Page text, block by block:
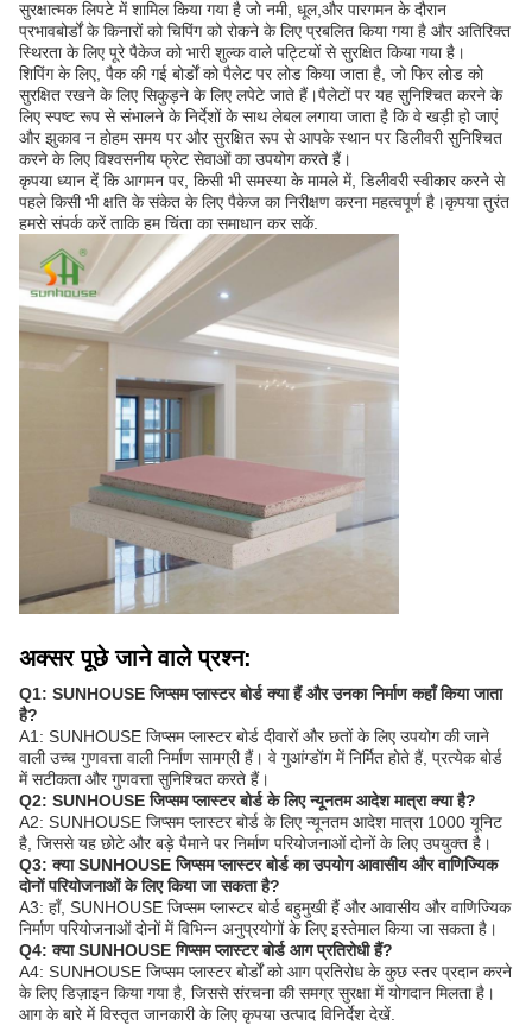
सुरक्षात्मक लिपटे में शामिल किया गया है जो नमी, धूल,और पारगमन के दौरान
प्रभावबोर्डों के किनारों को चिपिंग को रोकने के लिए प्रबलित किया गया है और अतिरिक्त
स्थिरता के लिए पूरे पैकेज को भारी शुल्क वाले पट्टियों से सुरक्षित किया गया है।
शिपिंग के लिए, पैक की गई बोर्डों को पैलेट पर लोड किया जाता है, जो फिर लोड को
सुरक्षित रखने के लिए सिकुड़ने के लिए लपेटे जाते हैं।पैलेटों पर यह सुनिश्चित करने के
लिए स्पष्ट रूप से संभालने के निर्देशों के साथ लेबल लगाया जाता है कि वे खड़ी हो जाएं
और झुकाव न होहम समय पर और सुरक्षित रूप से आपके स्थान पर डिलीवरी सुनिश्चित
करने के लिए विश्वसनीय फ्रेट सेवाओं का उपयोग करते हैं।
कृपया ध्यान दें कि आगमन पर, किसी भी समस्या के मामले में, डिलीवरी स्वीकार करने से
पहले किसी भी क्षति के संकेत के लिए पैकेज का निरीक्षण करना महत्वपूर्ण है।कृपया तुरंत
हमसे संपर्क करें ताकि हम चिंता का समाधान कर सकें.
अक्सर पूछे जाने वाले प्रश्न:
Q1: SUNHOUSE जिप्सम प्लास्टर बोर्ड क्या हैं और उनका निर्माण कहाँ किया जाता
है?
A1: SUNHOUSE जिप्सम प्लास्टर बोर्ड दीवारों और छतों के लिए उपयोग की जाने
वाली उच्च गुणवत्ता वाली निर्माण सामग्री हैं। वे गुआंग्डोंग में निर्मित होते हैं, प्रत्येक बोर्ड
में सटीकता और गुणवत्ता सुनिश्चित करते हैं।
Q2: SUNHOUSE जिप्सम प्लास्टर बोर्ड के लिए न्यूनतम आदेश मात्रा क्या है?
A2: SUNHOUSE जिप्सम प्लास्टर बोर्ड के लिए न्यूनतम आदेश मात्रा 1000 यूनिट
है, जिससे यह छोटे और बड़े पैमाने पर निर्माण परियोजनाओं दोनों के लिए उपयुक्त है।
Q3: क्या SUNHOUSE जिप्सम प्लास्टर बोर्ड का उपयोग आवासीय और वाणिज्यिक
दोनों परियोजनाओं के लिए किया जा सकता है?
A3: हाँ, SUNHOUSE जिप्सम प्लास्टर बोर्ड बहुमुखी हैं और आवासीय और वाणिज्यिक
निर्माण परियोजनाओं दोनों में विभिन्न अनुप्रयोगों के लिए इस्तेमाल किया जा सकता है।
Q4: क्या SUNHOUSE गिप्सम प्लास्टर बोर्ड आग प्रतिरोधी हैं?
A4: SUNHOUSE जिप्सम प्लास्टर बोर्डों को आग प्रतिरोध के कुछ स्तर प्रदान करने
के लिए डिज़ाइन किया गया है, जिससे संरचना की समग्र सुरक्षा में योगदान मिलता है।
आग के बारे में विस्तृत जानकारी के लिए कृपया उत्पाद विनिर्देश देखें.